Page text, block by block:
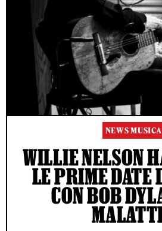
NEWS MUSICA
WILLIE NELSON
LE PRIME DATE
CON BOB